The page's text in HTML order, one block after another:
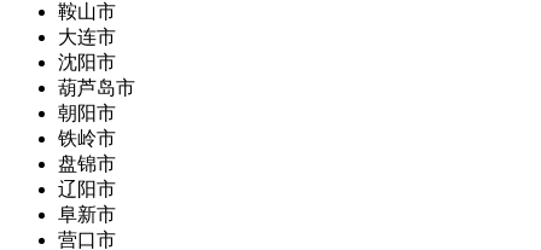
鞍山市
大连市
沈阳市
葫芦岛市
朝阳市
铁岭市
盘锦市
辽阳市
阜新市
营口市